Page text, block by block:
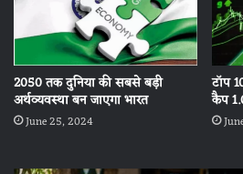
2050 तक दुनिया की सबसे बड़ी
अर्थव्यवस्था बन जाएगा भारत
June 25, 2024
टॉप
कैप